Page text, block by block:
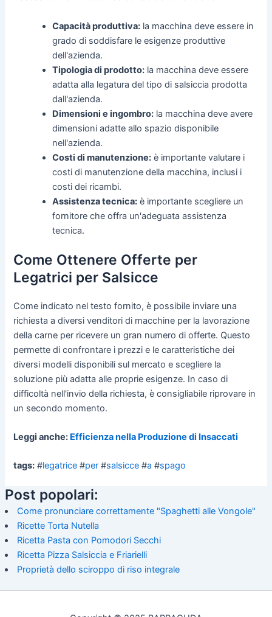
Capacità produttiva: la macchina deve essere in
grado di soddisfare le esigenze produttive
dell'azienda.
Tipologia di prodotto: la macchina deve essere
adatta alla legatura del tipo di salsiccia prodotta
dall'azienda.
Dimensioni e ingombro: la macchina deve avere
dimensioni adatte allo spazio disponibile
nell'azienda.
Costi di manutenzione: è importante valutare i
costi di manutenzione della macchina, inclusi i
costi dei ricambi.
Assistenza tecnica: è importante scegliere un
fornitore che offra un'adeguata assistenza
tecnica.
Come Ottenere Offerte per
Legatrici per Salsicce
Come indicato nel testo fornito, è possibile inviare una
richiesta a diversi venditori di macchine per la lavorazione
della carne per ricevere un gran numero di offerte. Questo
permette di confrontare i prezzi e le caratteristiche dei
diversi modelli disponibili sul mercato e scegliere la
soluzione più adatta alle proprie esigenze. In caso di
difficoltà nell'invio della richiesta, è consigliabile riprovare in
un secondo momento.
Leggi anche: Efficienza nella Produzione di Insaccati
tags: #legatrice #per #salsicce #a #spago
Post popolari:
Come pronunciare correttamente "Spaghetti alle Vongole"
Ricette Torta Nutella
Ricetta Pasta con Pomodori Secchi
Ricetta Pizza Salsiccia e Friarielli
Proprietà dello sciroppo di riso integrale